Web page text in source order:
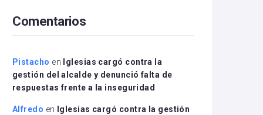
disminuir
el
Comentarios
Pistacho en
Iglesias cargó contra la
gestión del alcalde y denunció falta de
respuestas frente a la inseguridad
Alfredo en
Iglesias cargó contra la gestión